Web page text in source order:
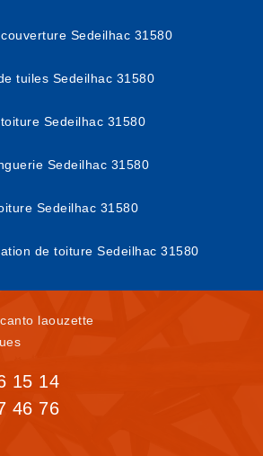
Sedeilhac 31580
tuiles Sedeilhac 31580
Sedeilhac 31580
Sedeilhac 31580
Sedeilhac 31580
de toiture Sedeilhac 31580
laouzette
15 14
46 76